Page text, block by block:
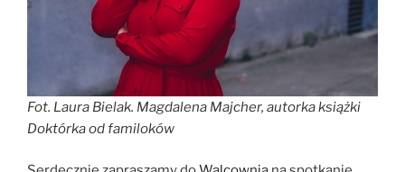
Fot. Laura Bielak. Magdalena Majcher, autorka książki
Doktórka od familoków